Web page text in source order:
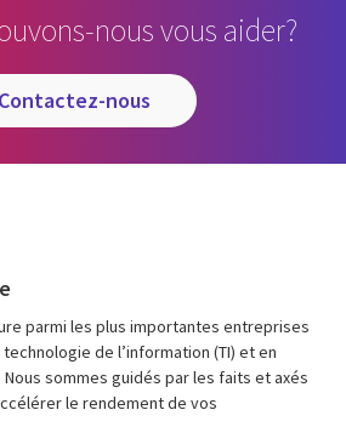
nous vous aider?
contactez-nous
parmi les plus importantes entreprises
de l’information (TI) et en
sommes guidés par les faits et axés
le rendement de vos